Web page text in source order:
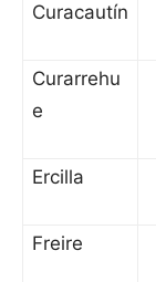
Curacautín
Curarrehu
e
Ercilla
Freire